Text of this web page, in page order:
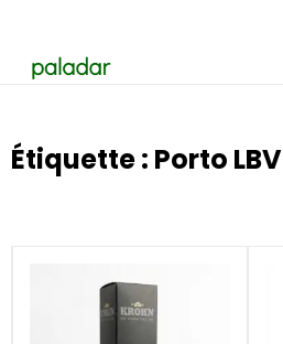
Étiquette : Porto LBV